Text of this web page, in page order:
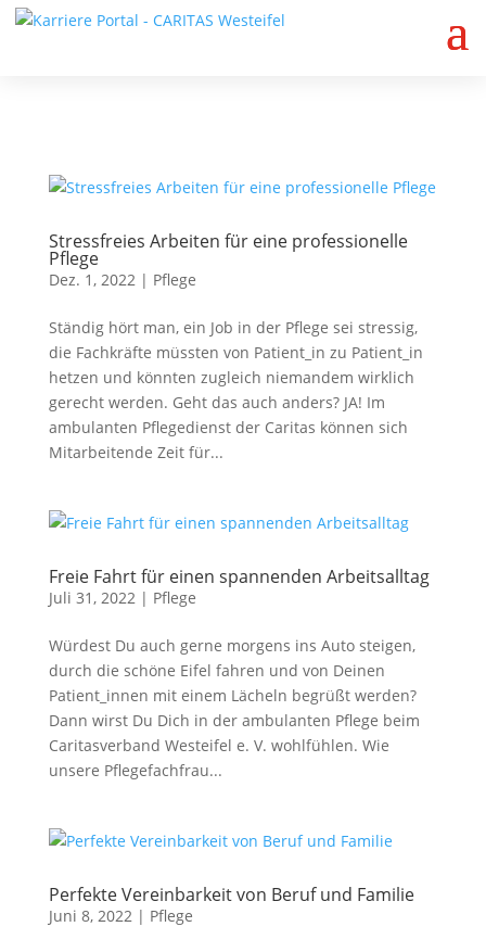
Jetzt bewerben
Stressfreies Arbeiten für eine professionelle
Pflege
Dez. 1, 2022| Pflege
Ständig hört man, ein Job in der Pflege sei stressig,
die Fachkräfte müssten von Patient_in zu Patient_in
hetzen und könnten zugleich niemandem wirklich
gerecht werden. Geht das auch anders? JA! Im
ambulanten Pflegedienst der Caritas können sich
Mitarbeitende Zeit für...
Freie Fahrt für einen spannenden Arbeitsalltag
Juli 31, 2022| Pflege
Würdest Du auch gerne morgens ins Auto steigen,
durch die schöne Eifel fahren und von Deinen
Patient_innen mit einem Lächeln begrüßt werden?
Dann wirst Du Dich in der ambulanten Pflege beim
Caritasverband Westeifel e. V. wohlfühlen. Wie
unsere Pflegefachfrau...
Perfekte Vereinbarkeit von Beruf und Familie
Juni 8, 2022| Pflege